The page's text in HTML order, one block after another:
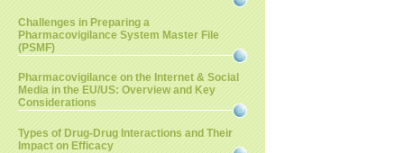
Challenges in Preparing a
Pharmacovigilance System Master File
(PSMF)
Pharmacovigilance on the Internet & Social
Media in the EU/US: Overview and Key
Considerations
Types of Drug-Drug Interactions and Their
Impact on Efficacy